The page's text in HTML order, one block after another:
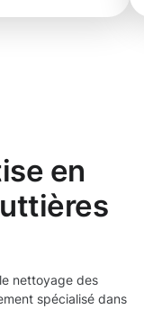
en
nettoyage des
spécialisé dans